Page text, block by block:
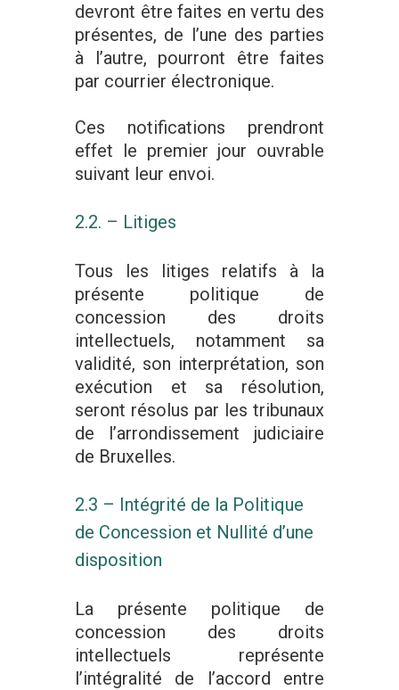
devront être faites en vertu des
présentes, de l’une des parties
à l’autre, pourront être faites
par courrier électronique.
Ces notifications prendront
effet le premier jour ouvrable
suivant leur envoi.
2.2. – Litiges
Tous les litiges relatifs à la
présente politique de
concession des droits
intellectuels, notamment sa
validité, son interprétation, son
exécution et sa résolution,
seront résolus par les tribunaux
de l’arrondissement judiciaire
de Bruxelles.
2.3 – Intégrité de la Politique
de Concession et Nullité d’une
disposition
La présente politique de
concession des droits
intellectuels représente
l’intégralité de l’accord entre